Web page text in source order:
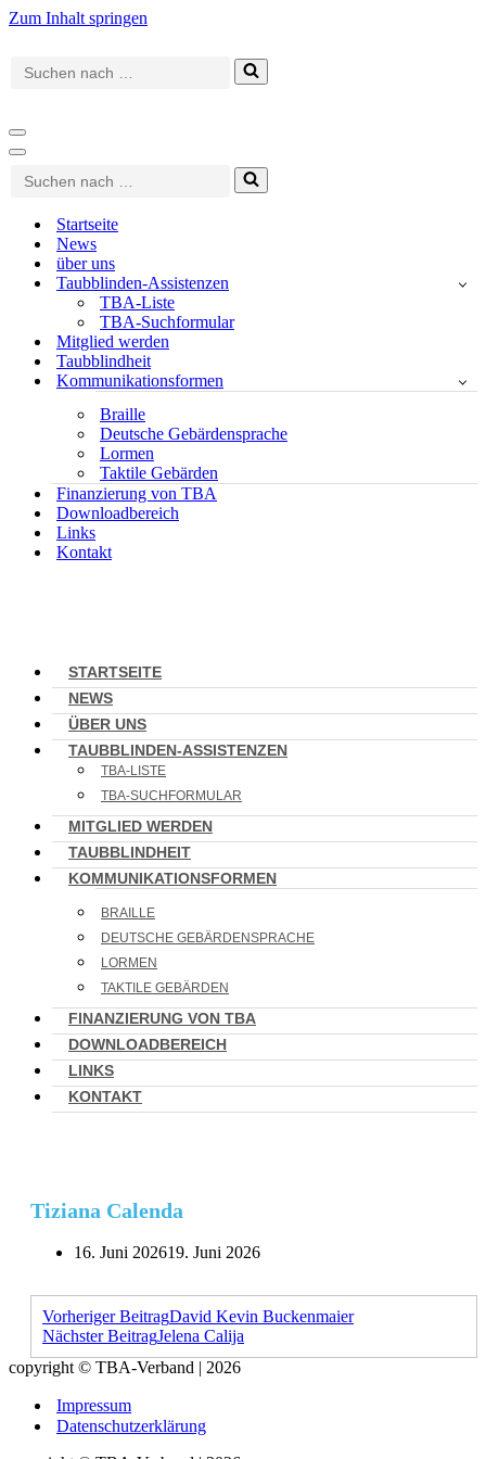
Zum Inhalt springen
Suchen
nach …
Navigationsmenü
Navigationsmenü
Suchen
nach …
Startseite
News
über uns
Taubblinden-Assistenzen
TBA-Liste
TBA-Suchformular
Mitglied werden
Taubblindheit
Kommunikationsformen
Braille
Deutsche Gebärdensprache
Lormen
Taktile Gebärden
Finanzierung von TBA
Downloadbereich
Links
Kontakt
STARTSEITE
NEWS
ÜBER UNS
TAUBBLINDEN-ASSISTENZEN
TBA-LISTE
TBA-SUCHFORMULAR
MITGLIED WERDEN
TAUBBLINDHEIT
KOMMUNIKATIONSFORMEN
BRAILLE
DEUTSCHE GEBÄRDENSPRACHE
LORMEN
TAKTILE GEBÄRDEN
FINANZIERUNG VON TBA
DOWNLOADBEREICH
LINKS
KONTAKT
Tiziana Calenda
16. Juni 202619. Juni 2026
Vorheriger BeitragDavid Kevin Buckenmaier
Nächster BeitragJelena Calija
copyright © TBA-Verband | 2026
Impressum
Datenschutzerklärung